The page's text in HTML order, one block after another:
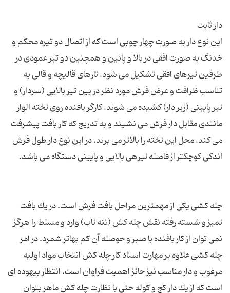
این نوع دار به صورت چهار چوبی است كه از اتصال دو تیره محكم و
خدنگ به صورت افقی در بالا و پائین و همچنین دو تیر عمودی در
طرفین تیرهای افقی تشكیل می شود. تارهای قالیچه و قالی به
تناسب ظرافت و عرض فرش مورد نظر در بین تیر بالایی (سردار) و
تیر پایینی (زیر دار) كشیده می شوند. كارگر بافنده روی تخته الوار
مانندی مقابل دار فرش می نشیند و به تدریج كه كار بافت پیشرفت
می كند. محل این تخته را بالاتر می برند. در این نوع دار طول فرش
چله كشی یكی از مهمترین مراحل بافت فرش است. در یك بافت
تمیز و شسته رفته نقش چله كش (تنه تاب) وارد و مسلط را هرگز
نمی توان از كار بافنده با صبر و حوصله آن كم بهاتر شمرد. در امر
چله كشی علاوه بر مهارت استاد كار چله كش انتخاب مواد اولیه
مرغوب و دار مناسب نیز حائز اهمیت فراوان است. انتظار بیهوده ای
است كه از یك دار كج و كوله حتی با نظارت چله كش ماهر بتوان